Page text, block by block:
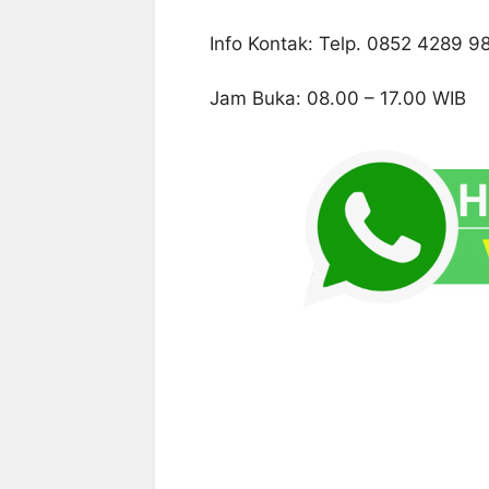
Info Kontak: Telp. 0852 4289
Jam Buka: 08.00 – 17.00 WIB